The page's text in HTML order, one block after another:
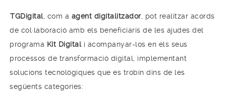
TGDigital, com a agent digitalitzador, pot realitzar acords
de col·laboració amb els beneficiaris de les ajudes del
programa Kit Digitali acompanyar-los en els seus
processos de transformació digital, implementant
solucions tecnològiques que es trobin dins de les
següents categories: